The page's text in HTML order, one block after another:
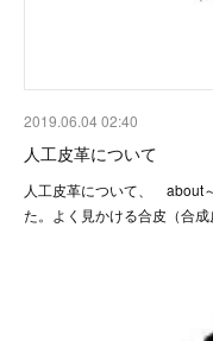
2019.06.04 02:40
人工皮革について
人工皮革について、 about
た。よく見かける合皮（合